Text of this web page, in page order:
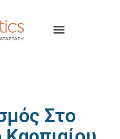
Στο